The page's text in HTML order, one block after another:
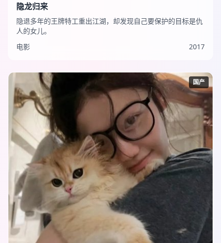
隐龙归来
隐退多年的王牌特工重出江湖，却发现自己要保护的目标是仇
人的女儿。
电影
2017
国产